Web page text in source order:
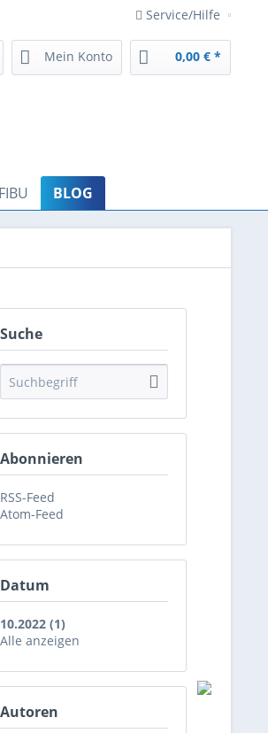
Service/Hilfe
Mein Konto 0,00 € *
BLOG
Suche
Abonnieren
RSS-Feed
Atom-Feed
Datum
10.2022 (1)
Alle anzeigen
Autoren